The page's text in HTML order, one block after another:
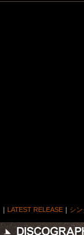
｜ LATEST RELEASE ｜ シ